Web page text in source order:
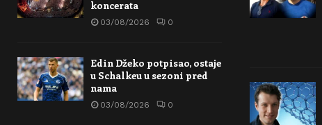
koncerata
03/08/2026 0
Edin Džeko potpisao, ostaje
u Schalkeu u sezoni pred
nama
03/08/2026 0